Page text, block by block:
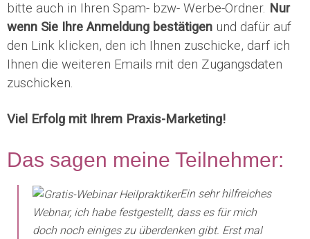
bitte auch in Ihren Spam- bzw- Werbe-Ordner. Nur
wenn Sie Ihre Anmeldung bestätigen und dafür auf
den Link klicken, den ich Ihnen zuschicke, darf ich
Ihnen die weiteren Emails mit den Zugangsdaten
zuschicken.
Viel Erfolg mit Ihrem Praxis-Marketing!
Das sagen meine Teilnehmer:
Ein sehr hilfreiches
Webnar, ich habe festgestellt, dass es für mich
doch noch einiges zu überdenken gibt. Erst mal